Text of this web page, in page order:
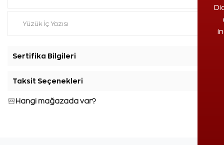
Sertifika Bilgileri
Taksit Seçenekleri
Hangi mağazada var?